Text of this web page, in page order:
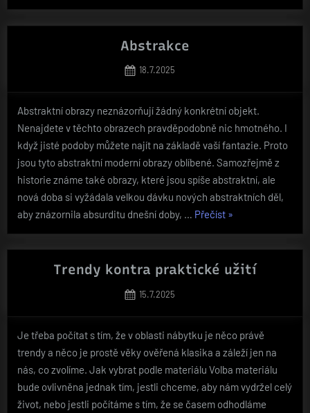
jak
vybavit
Abstrakce
Posted
18.7.2025
Abstraktní obrazy neznázorňují žádný konkrétní objekt.
Nenajdete v těchto obrazech pravděpodobně nic hmotného. I
když jisté podoby můžete najít na základě vaší fantazie. Proto
jsou tyto abstraktní moderní obrazy oblíbené. Samozřejmě z
historie známe také obrazy, které jsou spíše abstraktní, ale
nová doba si vyžádala velkou dávku nových abstraktních děl,
aby znázornila absurditu dnešní doby, … Přečíst„Abstrakce“
»
Trendy kontra praktické užití
Posted
15.7.2025
Je třeba počítat s tím, že v oblasti nábytku je něco právě
trendy a něco je prostě věky ověřená klasika a záleží jen na
nás, co zvolíme. Jak vybrat podle materiálu Volba materiálu
bude ovlivněna jednak tím, jestli chceme, aby nám vydržel celý
život, nebo jestli počítáme s tím, že se časem odhodláme